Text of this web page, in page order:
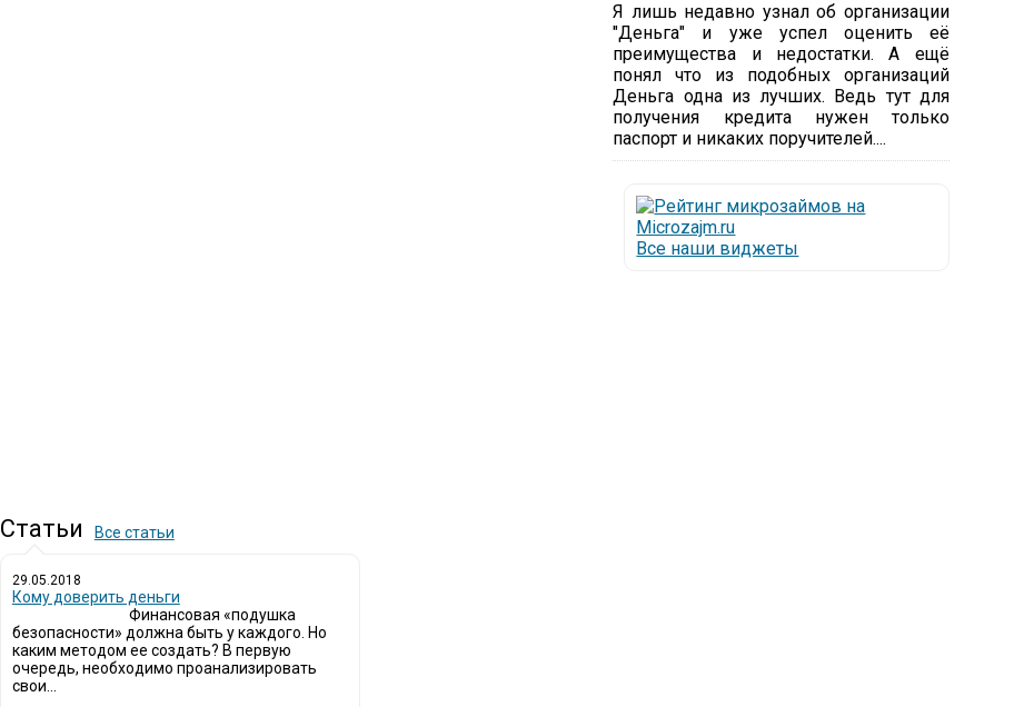
Статьи Все статьи
29.05.2018
Кому доверить деньги
Финансовая «подушка
безопасности» должна быть у каждого. Но
каким методом ее создать? В первую
очередь, необходимо проанализировать
свои...
Я лишь недавно узнал об организации
"Деньга" и уже успел оценить её
преимущества и недостатки. А ещё
понял что из подобных организаций
Деньга одна из лучших. Ведь тут для
получения кредита нужен только
паспорт и никаких поручителей....
Все наши виджеты